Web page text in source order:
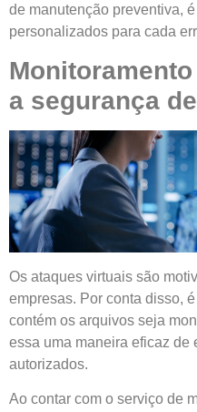
de manutenção preventiva,
personalizados para cada
a segurança
Os ataques virtuais são
empresas. Por conta disso,
contém os arquivos seja
essa uma maneira eficaz de
autorizados.
Ao contar com o serviço de